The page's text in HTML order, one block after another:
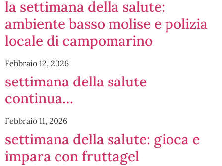
la settimana della salute:
ambiente basso molise e polizia
locale di campomarino
Febbraio 12, 2026
settimana della salute
continua…
Febbraio 11, 2026
settimana della salute: gioca e
impara con fruttagel